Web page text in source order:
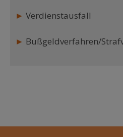
► Verdienstausfall
► Bußgeldverfahren/